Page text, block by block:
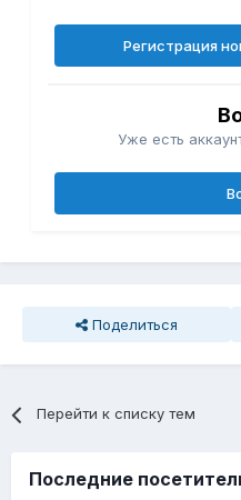
Регистрация
Уже есть
Поделиться
Перейти к списку тем
Последние